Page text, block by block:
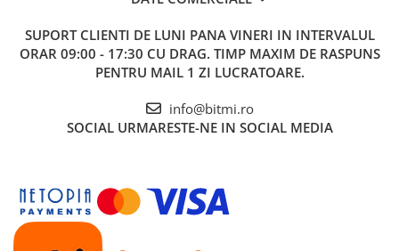
SUPORT CLIENTI DE LUNI PANA VINERI IN INTERVALUL
ORAR 09:00 - 17:30 CU DRAG. TIMP MAXIM DE RASPUNS
PENTRU MAIL 1 ZI LUCRATOARE.
info@bitmi.ro
SOCIAL URMARESTE-NE IN SOCIAL MEDIA